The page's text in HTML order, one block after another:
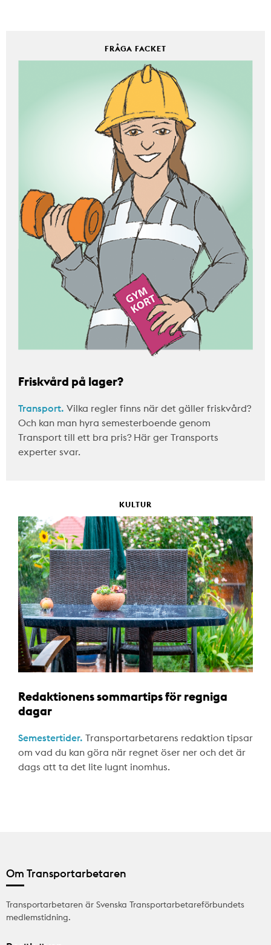
FRÅGA FACKET
Friskvård på lager?
Transport. Vilka regler finns när det gäller friskvård?
Och kan man hyra semesterboende genom
Transport till ett bra pris? Här ger Transports
experter svar.
KULTUR
Redaktionens sommartips för regniga
dagar
Semestertider. Transportarbetarens redaktion tipsar
om vad du kan göra när regnet öser ner och det är
dags att ta det lite lugnt inomhus.
Om Transportarbetaren
Transportarbetaren är Svenska Transportarbetareförbundets
medlemstidning.